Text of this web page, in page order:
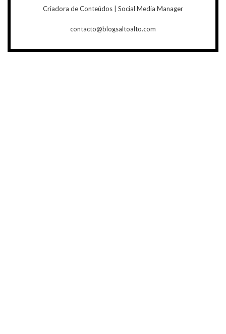
Criadora de Conteúdos | Social Media Manager
contacto@blogsaltoalto.com